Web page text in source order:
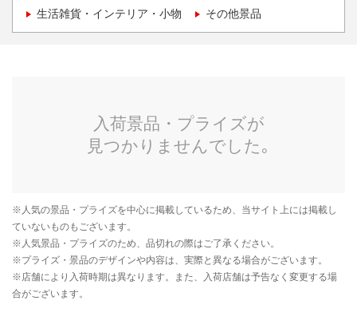
生活雑貨・インテリア・小物 その他景品